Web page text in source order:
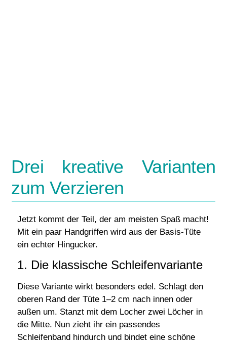
Drei kreative Varianten
zum Verzieren
Jetzt kommt der Teil, der am meisten Spaß macht!
Mit ein paar Handgriffen wird aus der Basis-Tüte
ein echter Hingucker.
1. Die klassische Schleifenvariante
Diese Variante wirkt besonders edel. Schlagt den
oberen Rand der Tüte 1–2 cm nach innen oder
außen um. Stanzt mit dem Locher zwei Löcher in
die Mitte. Nun zieht ihr ein passendes
Schleifenband hindurch und bindet eine schöne